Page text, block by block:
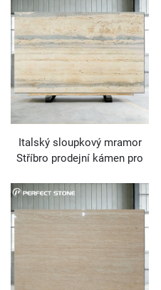
Italský sloupkový mramor
Stříbro prodejní kámen pro
obklady stěn